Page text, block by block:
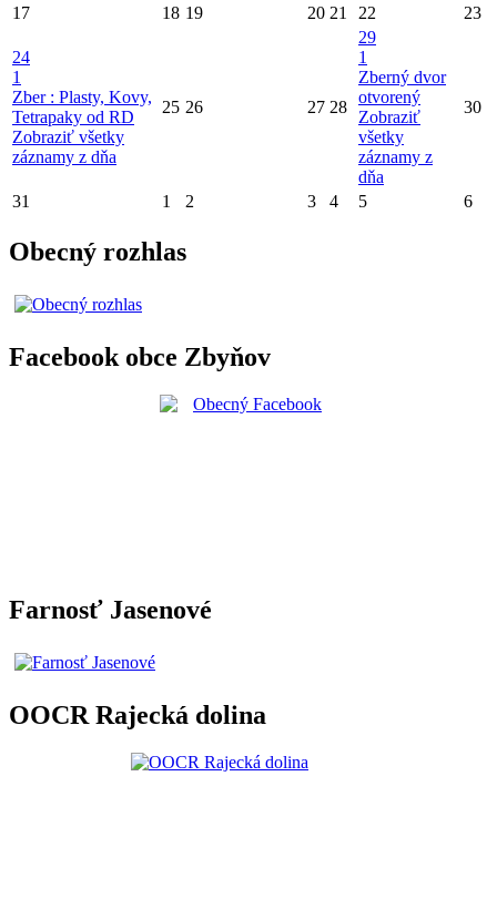
17
18 19 20 21 22 23
24
1
Zber : Plasty, Kovy,
Tetrapaky od RD
Zobraziť všetky
záznamy z dňa
25 26 27 28
29
1
Zberný dvor
otvorený
Zobraziť
všetky
záznamy z
dňa
30
31 1 2 3 4 5 6
Obecný rozhlas
Facebook obce Zbyňov
Farnosť Jasenové
OOCR Rajecká dolina